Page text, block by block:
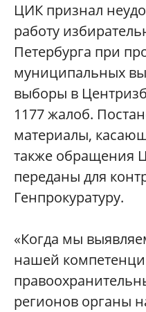
ЦИК признал
работу
Петербурга при
муниципальных
выборы в
1177 жалоб.
материалы,
также обращения
переданы для
Генпрокуратуру.
«Когда мы
нашей
регионов органы